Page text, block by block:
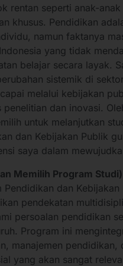
rentan seperti anak-anak
khusus. Pendidikan
namun faktanya
yang tidak
belajar secara layak.
sistemik di
melalui kebijakan
penelitian dan inovasi.
untuk melanjutkan
dan Kebijakan Publik
saya dalam
Memilih Program Studi)
Pendidikan dan Kebijakan
pendekatan
persoalan pendidikan
Program ini
manajemen pendidikan,
yang akan sangat